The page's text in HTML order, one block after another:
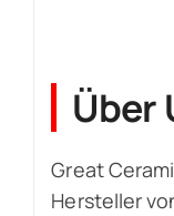
Über
Great
Hersteller